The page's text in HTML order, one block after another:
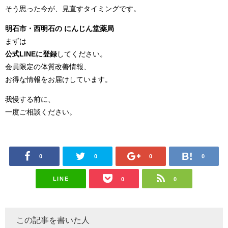
そう思った今が、見直すタイミングです。
明石市・西明石の にんじん堂薬局
まずは
公式LINEに登録 してください。
会員限定の体質改善情報、
お得な情報をお届けしています。
我慢する前に、
一度ご相談ください。
0 0 0 0
LINE 0 0
この記事を書いた人